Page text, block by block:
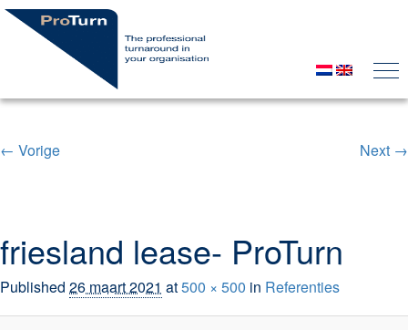
Image navigation
← Vorige Next →
friesland lease- ProTurn
Published 26 maart 2021 at500 × 500 in Referenties